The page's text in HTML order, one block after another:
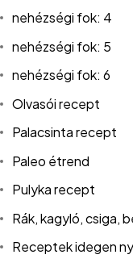
nehézségi fok: 4
nehézségi fok: 5
nehézségi fok: 6
Olvasói recept
Palacsinta recept
Paleo étrend
Pulyka recept
Rák, kagyló, csiga,
Receptek idegen